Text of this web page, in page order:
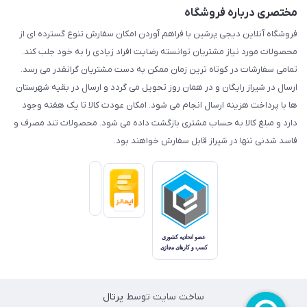
مختصری درباره فروشگاه
فروشگاه آنلاین دیجی پرشین با فراهم آوردن امکان سفارش تنوع گسترده ای از
محصولات مورد نیاز مشتریان توانسته رضایت افراد زیادی را به خود جلب کند.
تمامی سفارشات در کوتاه ترین زمان ممکن به دست مشتریان گرانقدر می رسد.
ارسال در شیراز رایگان و در همان روز تحویل می گردد و ارسال در بقیه شهرستان
ها با پرداخت هزینه ارسال انجام می شود. امکان عودت کالا تا یک هفته وجود
دارد و مبلغ کالا به حساب مشتری بازگشت داده می شود. محصولات تند مصرف و
فاسد شدنی تنها در شیراز قابل سفارش خواهند بود.
ساخت سایت توسط پرتال